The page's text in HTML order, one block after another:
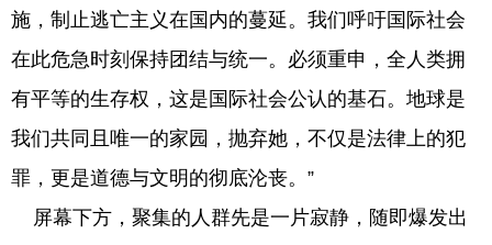
施，制止逃亡主义在国内的蔓延。我们呼吁国际社会
在此危急时刻保持团结与统一。必须重申，全人类拥
有平等的生存权，这是国际社会公认的基石。地球是
我们共同且唯一的家园，抛弃她，不仅是法律上的犯
罪，更是道德与文明的彻底沦丧。”
屏幕下方，聚集的人群先是一片寂静，随即爆发出